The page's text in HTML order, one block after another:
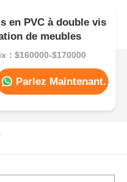
en PVC à double vis
de meubles
：$160000-$170000
Parlez Maintenant.